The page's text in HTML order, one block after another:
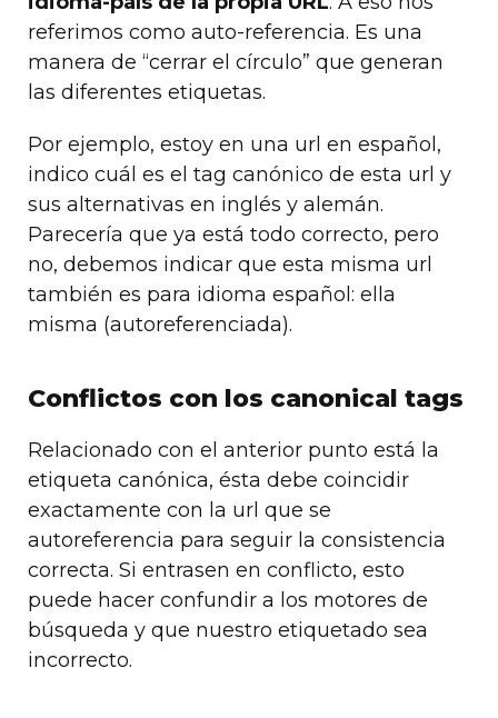
referimos como auto-referencia. Es una
manera de “cerrar el círculo” que generan
las diferentes etiquetas.
Por ejemplo, estoy en una url en español,
indico cuál es el tag canónico de esta url y
sus alternativas en inglés y alemán.
Parecería que ya está todo correcto, pero
no, debemos indicar que esta misma url
también es para idioma español: ella
misma (autoreferenciada).
Conflictos con los canonical tags
Relacionado con el anterior punto está la
etiqueta canónica, ésta debe coincidir
exactamente con la url que se
autoreferencia para seguir la consistencia
correcta. Si entrasen en conflicto, esto
puede hacer confundir a los motores de
búsqueda y que nuestro etiquetado sea
incorrecto.